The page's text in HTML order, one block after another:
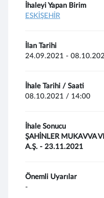
İhaleyi Yapan Birim
ESKİŞEHİR
İlan Tarihi
24.09.2021 -
İhale Tarihi / Saati
08.10.2021 / 14:00
İhale Sonucu
ŞAHİNLER MUKAVVA
A.Ş. - 23.11.2021
Önemli Uyarılar
-